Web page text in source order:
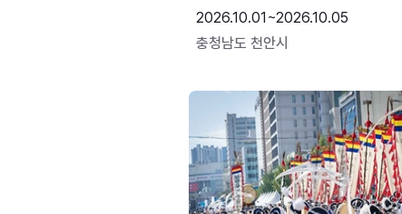
2026.10.01~2026.10.05
충청남도 천안시